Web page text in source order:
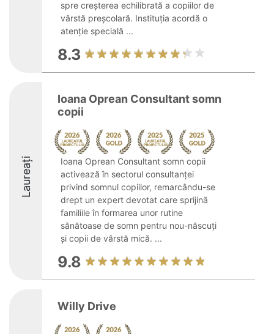
spre creșterea echilibrată a copiilor de
vârstă preșcolară. Instituția acordă o
atenție specială ...
8.3
Laureați
Ioana Oprean Consultant somn
copii
Ioana Oprean Consultant somn copii
activează în sectorul consultanței
privind somnul copiilor, remarcându-se
drept un expert devotat care sprijină
familiile în formarea unor rutine
sănătoase de somn pentru nou-născuți
și copii de vârstă mică. ...
9.8
Willy Drive